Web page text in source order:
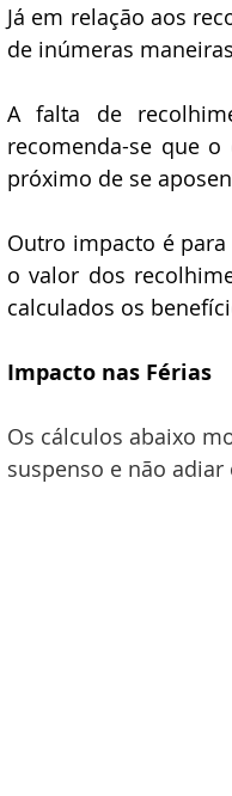
Já em relação aos
de inúmeras
A falta de
recomenda-se que
próximo de se
Outro impacto é
o valor dos
calculados os
Impacto nas Férias
Os cálculos abaixo
suspenso e não